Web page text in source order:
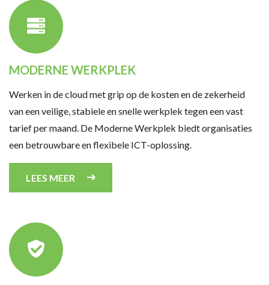
MODERNE WERKPLEK
Werken in de cloud met grip op de kosten en de zekerheid
van een veilige, stabiele en snelle werkplek tegen een vast
tarief per maand. De Moderne Werkplek biedt organisaties
een betrouwbare en flexibele ICT-oplossing.
LEES MEER